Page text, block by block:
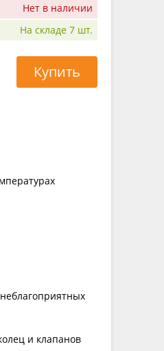
Нет в наличии
На складе 7 шт.
Купить
и клапанов